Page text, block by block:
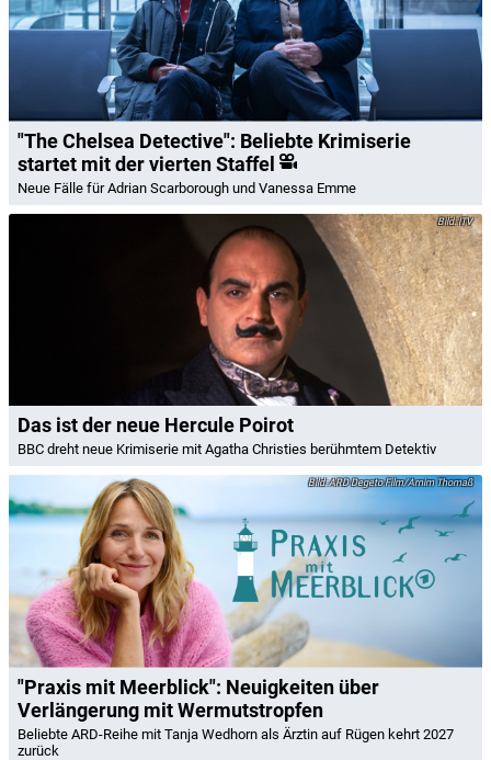
"The Chelsea Detective": Beliebte Krimiserie
startet mit der vierten Staffel
Neue Fälle für Adrian Scarborough und Vanessa Emme
ITV
Das ist der neue Hercule Poirot
BBC dreht neue Krimiserie mit Agatha Christies berühmtem Detektiv
ARD Degeto Film/Arnim Thomaß
"Praxis mit Meerblick": Neuigkeiten über
Verlängerung mit Wermutstropfen
Beliebte ARD-Reihe mit Tanja Wedhorn als Ärztin auf Rügen kehrt 2027
zurück